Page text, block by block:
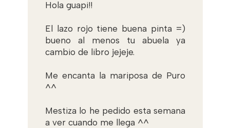
Hola guapi!!
El lazo rojo tiene buena pinta =)
bueno al menos tu abuela ya
cambio de libro jejeje.
Me encanta la mariposa de Puro
^^
Mestiza lo he pedido esta semana
a ver cuando me llega ^^